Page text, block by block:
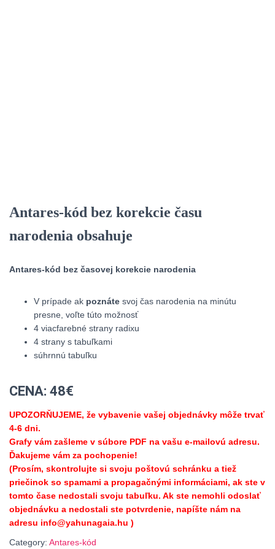
Antares-kód bez korekcie času
narodenia obsahuje
Antares-kód bez časovej korekcie narodenia
V prípade ak poznáte svoj čas narodenia na minútu
presne, voľte túto možnosť
4 viacfarebné strany radixu
4 strany s tabuľkami
súhrnnú tabuľku
CENA: 48€
UPOZORŇUJEME, že vybavenie vašej objednávky môže trvať
4-6 dni.
Grafy vám zašleme v súbore PDF na vašu e-mailovú adresu.
Ďakujeme vám za pochopenie!
(Prosím, skontrolujte si svoju poštovú schránku a tiež
priečinok so spamami a propagačnými informáciami, ak ste v
tomto čase nedostali svoju tabuľku. Ak ste nemohli odoslať
objednávku a nedostali ste potvrdenie, napíšte nám na
adresu info@yahunagaia.hu )
Category: Antares-kód